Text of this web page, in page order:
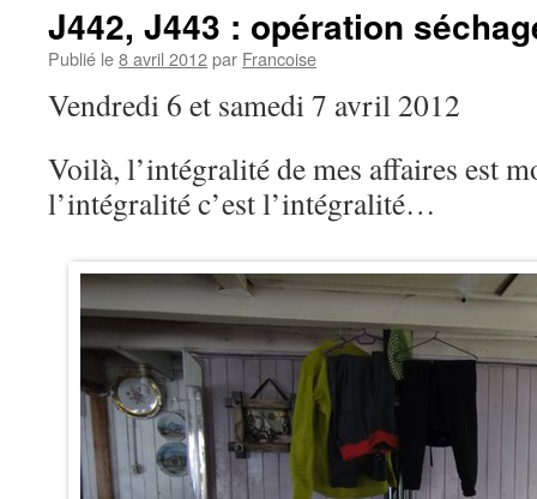
J442, J443 : opération
Publié le8 avril 2012par Francoise
Vendredi 6 et samedi 7 avril 2012
Voilà, l’intégralité de mes affaires est
l’intégralité c’est l’intégralité…